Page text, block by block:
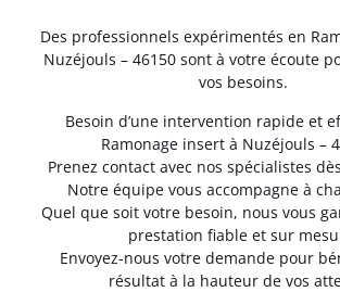
Des professionnels expérimentés en
Nuzéjouls – 46150 sont à votre écoute
vos besoins.
Besoin d’une intervention rapide et
Ramonage insert à Nuzéjouls –
Prenez contact avec nos spécialistes
Notre équipe vous accompagne à
Quel que soit votre besoin, nous vous
prestation fiable et sur
Envoyez-nous votre demande pour
résultat à la hauteur de vos